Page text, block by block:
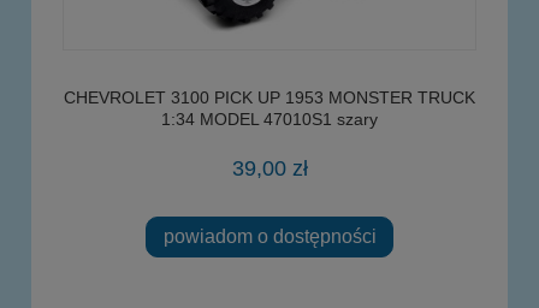
CHEVROLET 3100 PICK UP 1953 MONSTER TRUCK
1:34 MODEL 47010S1 szary
39,00 zł
powiadom o dostępności